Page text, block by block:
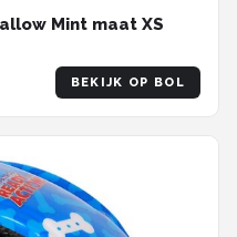
Mint maat XS
BEKIJK OP BOL